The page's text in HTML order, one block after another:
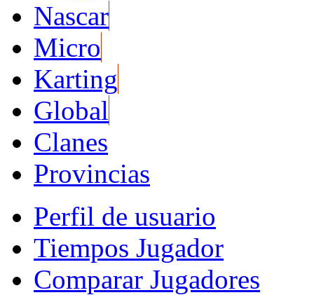
Nascar
Micro
Karting
Global
Clanes
Provincias
Perfil de usuario
Tiempos Jugador
Comparar Jugadores